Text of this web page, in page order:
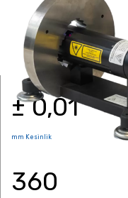
± 0,01
mm Kesinlik
360